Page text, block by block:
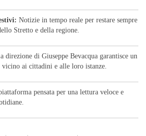
Notizie in tempo reale per restare sempre
Stretto e della regione.
direzione di Giuseppe Bevacqua garantisce un
ai cittadini e alle loro istanze.
pensata per una lettura veloce e